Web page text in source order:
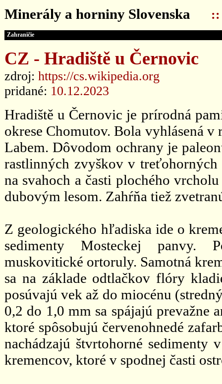
Minerály a horniny Slovenska ::
Zahraničie
CZ - Hradiště u Černovic
zdroj: https://cs.wikipedia.org
pridané: 10.12.2023
Hradiště u Černovic je prírodná
okrese Chomutov. Bola vyhlásená
Labem. Dôvodom ochrany je
rastlinných zvyškov v treťohorných
na svahoch a časti plochého
dubovým lesom. Zahŕňa tiež
Z geologického hľadiska ide o
sedimenty Mosteckej panvy.
muskovitické ortoruly. Samotná
sa na základe odtlačkov flóry
posúvajú vek až do miocénu
0,2 do 1,0 mm sa spájajú prevažne
ktoré spôsobujú červenohnedé
nachádzajú štvrtohorné
kremencov, ktoré v spodnej časti